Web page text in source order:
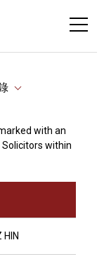
with an
within
HIN